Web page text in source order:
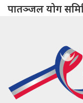
पातञ्जल योग